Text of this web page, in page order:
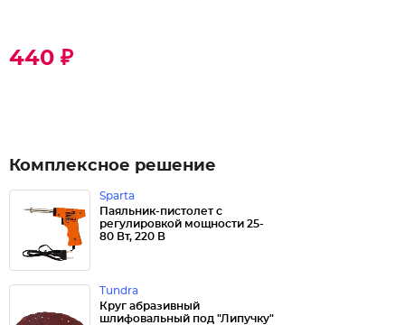
440 ₽
Комплексное решение
Sparta
Паяльник-пистолет с
регулировкой мощности 25-
80 Вт, 220 В
Tundra
Круг абразивный
шлифовальный под "Липучку"